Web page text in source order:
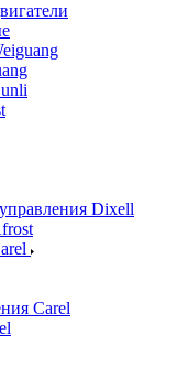
Dixell
Carel